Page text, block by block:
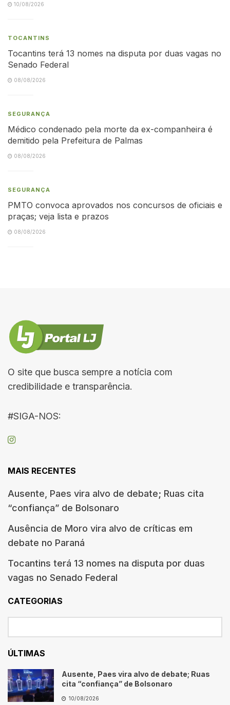
10/08/2026
TOCANTINS
Tocantins terá 13 nomes na disputa por duas vagas no
Senado Federal
08/08/2026
SEGURANÇA
Médico condenado pela morte da ex-companheira é
demitido pela Prefeitura de Palmas
08/08/2026
SEGURANÇA
PMTO convoca aprovados nos concursos de oficiais e
praças; veja lista e prazos
08/08/2026
O site que busca sempre a notícia com
credibilidade e transparência.
#SIGA-NOS:
MAIS RECENTES
Ausente, Paes vira alvo de debate; Ruas cita
“confiança” de Bolsonaro
Ausência de Moro vira alvo de críticas em
debate no Paraná
Tocantins terá 13 nomes na disputa por duas
vagas no Senado Federal
CATEGORIAS
ÚLTIMAS
Ausente, Paes vira alvo de debate; Ruas
cita “confiança” de Bolsonaro
10/08/2026